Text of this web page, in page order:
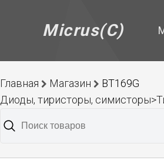
Micrus(C)
Главная Магазин
BT169G
Диоды, тиристоры,